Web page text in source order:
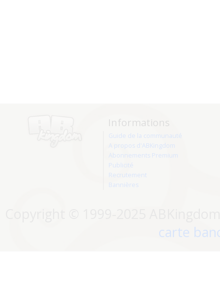
Informations
Guide de la communauté
A propos d'ABKingdom
Abonnements Premium
Publicité
Recrutement
Bannières
carte